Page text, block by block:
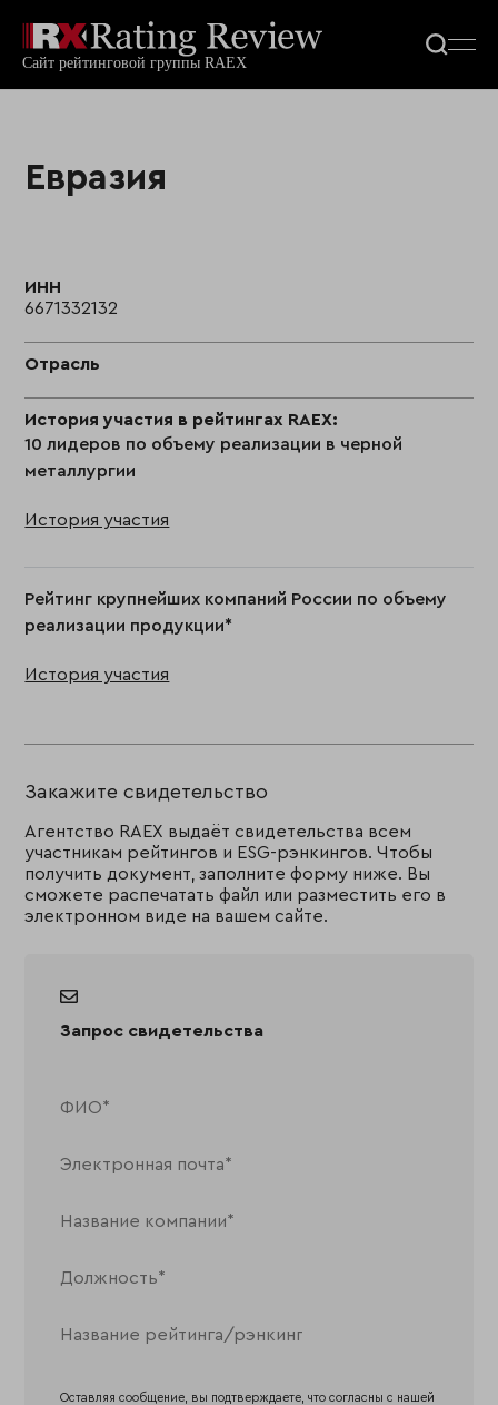
Евразия
ИНН
6671332132
Отрасль
История участия в рейтингах RAEX:
10 лидеров по объему реализации в черной
металлургии
История участия
Рейтинг крупнейших компаний России по объему
реализации продукции*
История участия
Закажите свидетельство
Агентство RAEX выдаёт свидетельства всем
участникам рейтингов и ESG-рэнкингов. Чтобы
получить документ, заполните форму ниже. Вы
сможете распечатать файл или разместить его в
электронном виде на вашем сайте.
Запрос свидетельства
Оставляя сообщение, вы подтверждаете, что согласны с нашей